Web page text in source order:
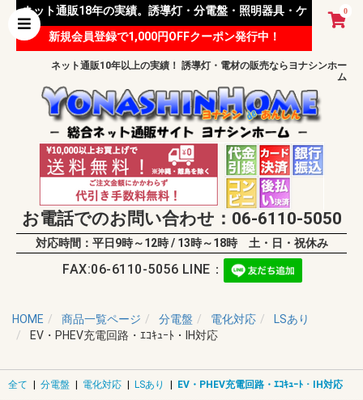
0
ネット通販18年の実績。誘導灯・分電盤・照明器具・ケ
ーブル等 様々な資材を取り扱っています。
新規会員登録で1,000円OFFクーポン発行中！
ネット通販10年以上の実績！ 誘導灯・電材の販売ならヨナシンホー
ム
お電話でのお問い合わせ：06-6110-5050
対応時間：平日9時～12時 / 13時～18時 土・日・祝休み
FAX:06-6110-5056 LINE：
HOME 商品一覧ページ 分電盤 電化対応
LSあり
EV・PHEV充電回路・ｴｺｷｭｰﾄ・IH対応
全て | 分電盤 | 電化対応 | LSあり | EV・PHEV充電回路・ｴｺｷｭｰﾄ・IH対応